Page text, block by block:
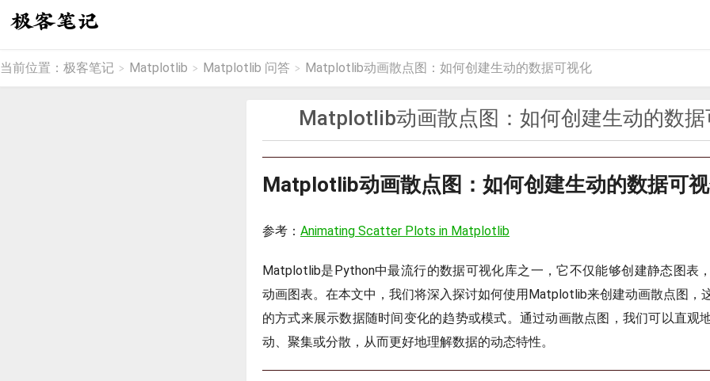
当前位置： 极客笔记 > Matplotlib > Matplotlib 问答 > Matplotlib动画散点图：如何创建生动的数据可视化
Matplotlib动画散点图：如何创建生动的数据
Matplotlib动画散点图：如何创建生动的数据可
参考： Animating Scatter Plots in Matplotlib
Matplotlib是Python中最流行的数据可视化库之一，它不仅能够创建静态图表
动画图表。在本文中，我们将深入探讨如何使用Matplotlib来创建动画散点图，
的方式来展示数据随时间变化的趋势或模式。通过动画散点图，我们可以直观
动、聚集或分散，从而更好地理解数据的动态特性。